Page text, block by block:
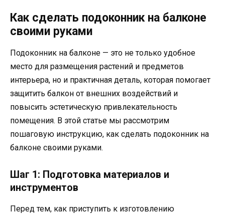
Как сделать подоконник на балконе
своими руками
Подоконник на балконе — это не только удобное
место для размещения растений и предметов
интерьера, но и практичная деталь, которая помогает
защитить балкон от внешних воздействий и
повысить эстетическую привлекательность
помещения. В этой статье мы рассмотрим
пошаговую инструкцию, как сделать подоконник на
балконе своими руками.
Шаг 1: Подготовка материалов и
инструментов
Перед тем, как приступить к изготовлению